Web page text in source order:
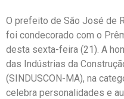
O prefeito de São José de
foi condecorado com o
desta sexta-feira (21). A
das Indústrias da
(SINDUSCON-MA), na
celebra personalidades e